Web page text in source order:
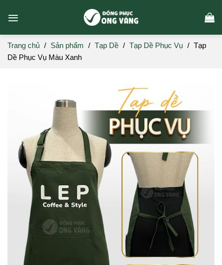
Trang chủ / Sản phẩm / Tạp Dề / Tạp Dề Phục Vụ / Tạp
Dề Phục Vụ Màu Xanh